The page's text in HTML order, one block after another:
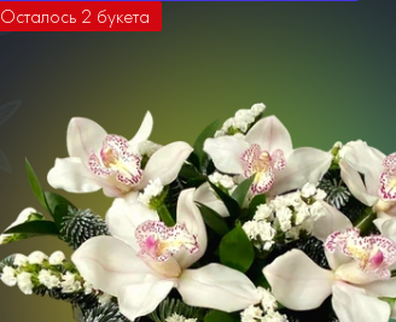
Осталось 2 букета